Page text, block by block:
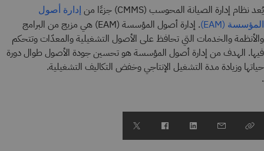
يُعد نظام إدارة الصيانة المحوسب (CMMS) جزءًا من
إدارة أصول
المؤسسة (EAM)
. إدارة أصول المؤسسة (EAM) هي مزيج من البرامج
والأنظمة والخدمات التي تحافظ على الأصول التشغيلية والمعدّات وتتحكم
فيها. الهدف من إدارة أصول المؤسسة هو تحسين جودة الأصول طوال دورة
حياتها وزيادة مدة التشغيل الإنتاجي وخفض التكاليف التشغيلية.
.